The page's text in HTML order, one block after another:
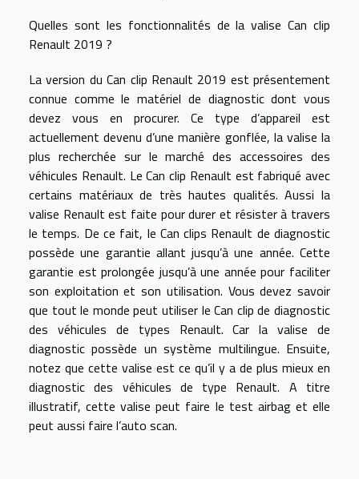
Quelles sont les fonctionnalités de la valise Can clip
Renault 2019 ?
La version du Can clip Renault 2019 est présentement
connue comme le matériel de diagnostic dont vous
devez vous en procurer. Ce type d’appareil est
actuellement devenu d’une manière gonflée, la valise la
plus recherchée sur le marché des accessoires des
véhicules Renault. Le Can clip Renault est fabriqué avec
certains matériaux de très hautes qualités. Aussi la
valise Renault est faite pour durer et résister à travers
le temps. De ce fait, le Can clips Renault de diagnostic
possède une garantie allant jusqu’à une année. Cette
garantie est prolongée jusqu’à une année pour faciliter
son exploitation et son utilisation. Vous devez savoir
que tout le monde peut utiliser le Can clip de diagnostic
des véhicules de types Renault. Car la valise de
diagnostic possède un système multilingue. Ensuite,
notez que cette valise est ce qu’il y a de plus mieux en
diagnostic des véhicules de type Renault. A titre
illustratif, cette valise peut faire le test airbag et elle
peut aussi faire l’auto scan.